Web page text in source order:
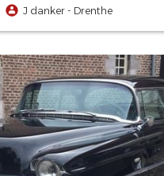
J danker - Drenthe